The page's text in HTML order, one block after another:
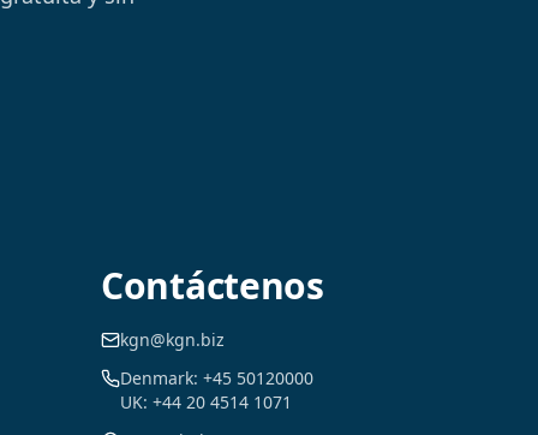
Contáctenos
kgn@kgn.biz
Denmark: +45 50120000
UK: +44 20 4514 1071